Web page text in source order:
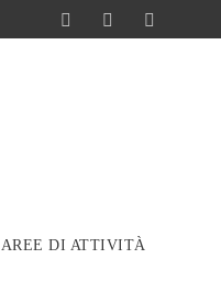
AREE DI ATTIVITÀ